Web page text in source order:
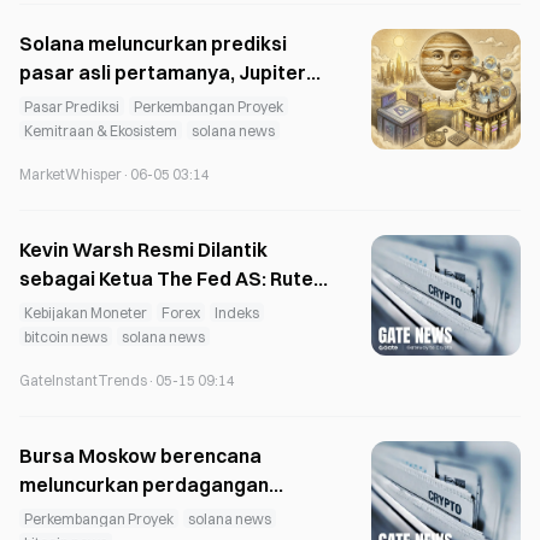
Solana meluncurkan prediksi
pasar asli pertamanya, Jupiter
Forecast, dan menyebut bahwa
itu saling melengkapi dengan
Pasar Prediksi
Perkembangan Proyek
Kemitraan & Ekosistem
solana news
MarketWhisper · 06-05 03:14
Kevin Warsh Resmi Dilantik
sebagai Ketua The Fed AS: Rute
QT dan Prakiraan Pasar Kripto
Kebijakan Moneter Forex
Indeks
bitcoin news
solana news
GateInstantTrends · 05-15 09:14
Bursa Moskow berencana
meluncurkan perdagangan
kripto, mode 24/7 menunggu
Perkembangan Proyek
solana news